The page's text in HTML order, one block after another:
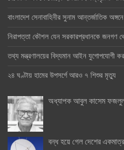
বাংলাদেশ সেনাবাহিনীর সুনাম আন্তর্জাতিক অঙ্গনে
নিরাপত্তা কৌশল যেন সরকারপ্রধানকে জনগণ
তথ্য মন্ত্রণালয়ের বিদ্যমান আইন যুগোপযোগী
২৪ ঘণ্টায় হামের উপসর্গে আরও ৭ শিশুর মৃত্যু
অধ্যাপক আবুল কাসেম
বন্ধ হয়ে গেল দেশের